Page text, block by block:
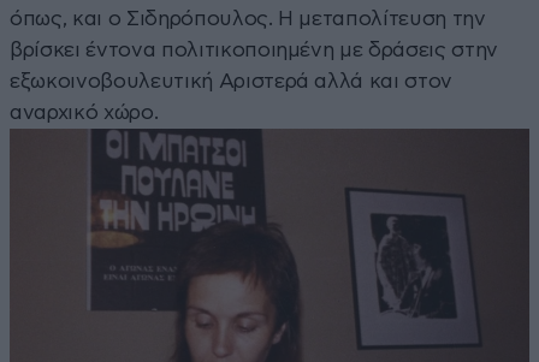
όπως, και ο Σιδηρόπουλος. Η μεταπολίτευση την
βρίσκει έντονα πολιτικοποιημένη με δράσεις στην
εξωκοινοβουλευτική Αριστερά αλλά και στον
αναρχικό χώρο.